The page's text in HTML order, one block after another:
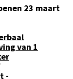
23 maart
van 1
-